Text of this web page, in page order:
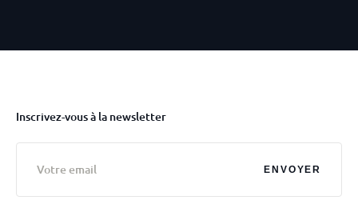
Inscrivez-vous à la newsletter
ENVOYER